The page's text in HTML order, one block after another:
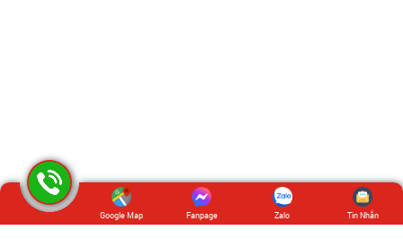
Google Map Fanpage Zalo Tin Nhắn